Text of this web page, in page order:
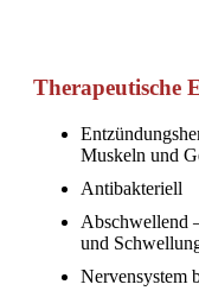
Therapeutische
Muskeln und
Antibakteriell
Abschwellend
und
Nervensystem